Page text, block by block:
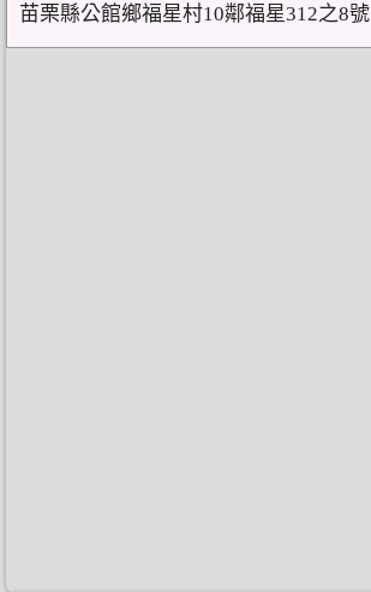
苗栗縣公館鄉福星村10鄰福星312之8號